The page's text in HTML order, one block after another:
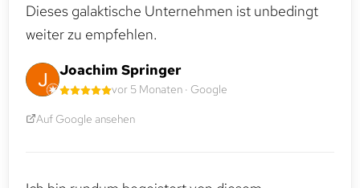
Dieses galaktische Unternehmen ist unbedingt
weiter zu empfehlen.
Joachim Springer
vor 5 Monaten · Google
Auf Google ansehen